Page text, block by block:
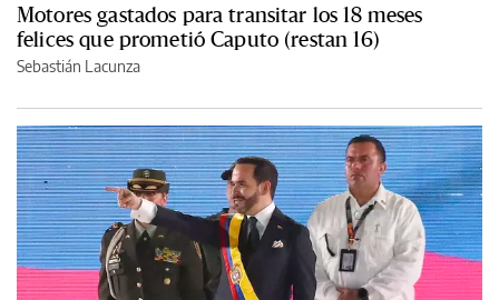
Motores gastados para transitar los 18 meses
felices que prometió Caputo (restan 16)
Sebastián Lacunza